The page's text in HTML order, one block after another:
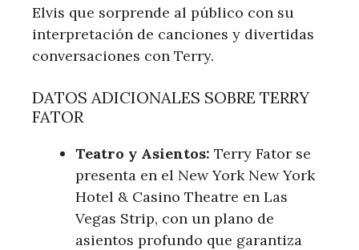
Elvis que sorprende al público con su
interpretación de canciones y divertidas
conversaciones con ‍Terry.
DATOS ADICIONALES SOBRE TERRY
FATOR
Teatro y Asientos: Terry Fator se⁢
presenta en​ el New York New York
Hotel & Casino Theatre en Las
Vegas Strip, con un plano de
asientos profundo que garantiza